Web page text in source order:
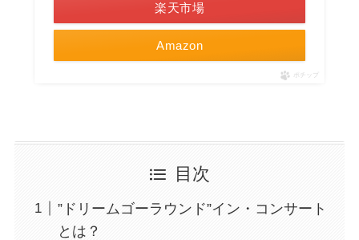
Amazon
楽天市場
ポチップ
目次
”ドリームゴーラウンド”イン・コンサート
とは？